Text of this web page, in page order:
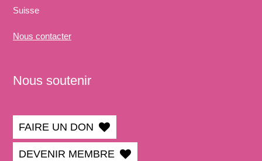
Suisse
Nous contacter
Nous soutenir
FAIRE UN DON
DEVENIR MEMBRE